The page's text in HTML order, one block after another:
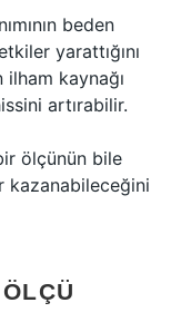
beden
yarattığını
kaynağı
artırabilir.
ölçünün bile
kazanabileceğini